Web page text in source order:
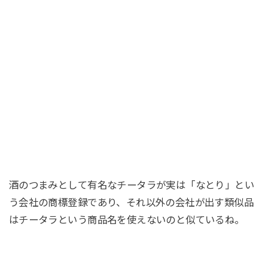
酒のつまみとして有名なチータラが実は「なとり」とい
う会社の商標登録であり、それ以外の会社が出す類似品
はチータラという商品名を使えないのと似ているね。